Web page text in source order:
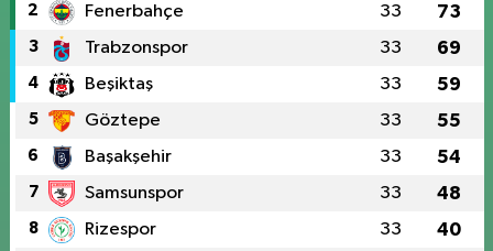
2 Fenerbahçe 33 73
3 Trabzonspor 33 69
4 Beşiktaş 33 59
5 Göztepe 33 55
6 Başakşehir 33 54
7 Samsunspor 33 48
8 Rizespor 33 40